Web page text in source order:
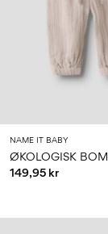
NAME IT BABY
149,95 kr